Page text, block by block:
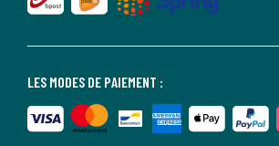
LES MODES DE PAIEMENT :